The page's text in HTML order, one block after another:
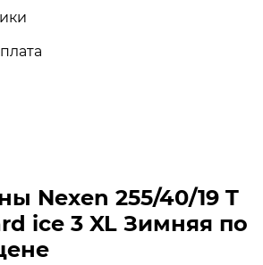
Nexen 255/40/19 T
ice 3 XL Зимняя по